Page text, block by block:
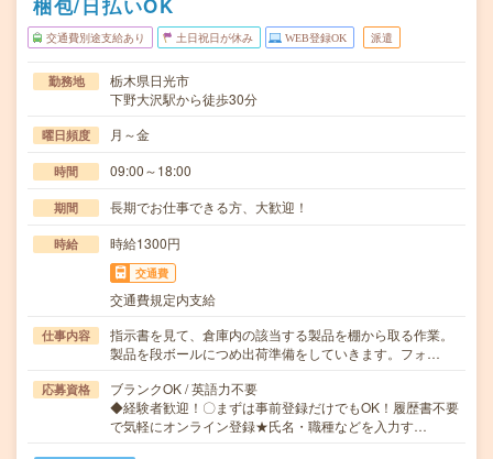
梱包/日払いOK
交通費別途支給あり 土日祝日が休み WEB登録OK 派遣
勤務地
栃木県日光市
下野大沢駅から徒歩30分
曜日頻度 月～金
時間 09:00～18:00
期間 長期でお仕事できる方、大歓迎！
時給 時給1300円
交通費
交通費規定内支給
仕事内容
指示書を見て、倉庫内の該当する製品を棚から取る作業。
製品を段ボールにつめ出荷準備をしていきます。フォ…
応募資格
ブランクOK / 英語力不要
◆経験者歓迎！〇まずは事前登録だけでもOK！履歴書不要
で気軽にオンライン登録★氏名・職種などを入力す…